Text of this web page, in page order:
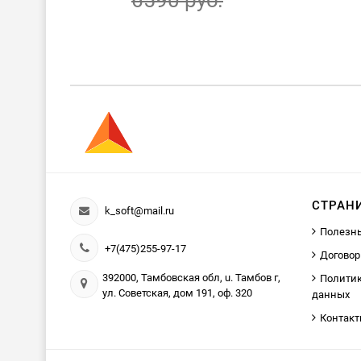
k_soft@mail.ru
+7(475)255-97-17
392000, Тамбовская обл, u. Тамбов г,
ул. Советская, дом 191, оф. 320
данных